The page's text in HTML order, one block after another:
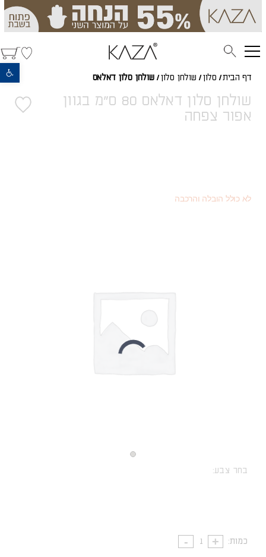
פתח סרגל נגישות
דף הבית/ סלון / שולחן סלון / שולחן סלון דאלאס
שולחן סלון דאלאס 80 ס"מ בגוון
אפור צפחה
לא כולל הובלה והרכבה
בחר צבע:
כמות: